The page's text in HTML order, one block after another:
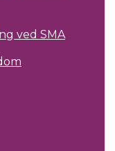
ved SMA